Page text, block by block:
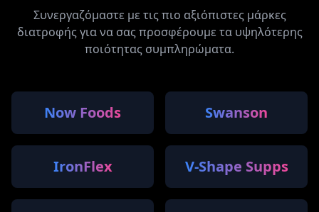
Συνεργαζόμαστε με τις πιο αξιόπιστες μάρκες
διατροφής για να σας προσφέρουμε τα υψηλότερης
ποιότητας συμπληρώματα.
Now Foods Swanson
IronFlex V-Shape Supps